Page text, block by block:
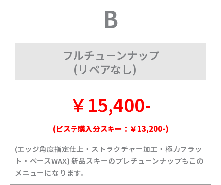
B
フルチューンナップ
(リペアなし)
￥15,400-
(ピステ購入分スキー：￥13,200-)
(エッジ角度指定仕上・ストラクチャー加工・極力フラッ
ト・ベースWAX) 新品スキーのプレチューンナップもこの
メニューになります。